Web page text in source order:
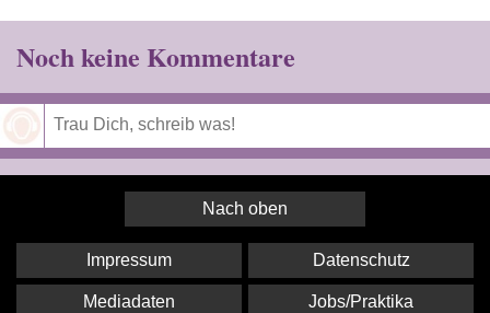
Noch keine Kommentare
Nach oben
Impressum Datenschutz
Mediadaten Jobs/Praktika